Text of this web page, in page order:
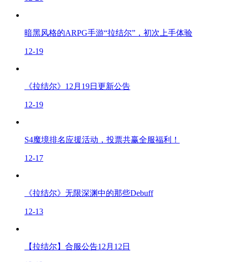
暗黑风格的ARPG手游“拉结尔”，初次上手体验
12-19
《拉结尔》12月19日更新公告
12-19
S4魔境排名应援活动，投票共赢全服福利！
12-17
《拉结尔》无限深渊中的那些Debuff
12-13
【拉结尔】合服公告12月12日